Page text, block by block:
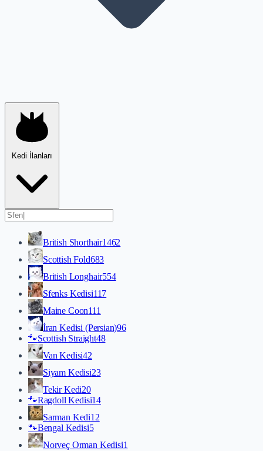
Kedi İlanları
British Shorthair1462
Scottish Fold683
British Longhair554
Sfenks Kedisi117
Maine Coon111
İran Kedisi (Persian)96
🐾Scottish Straight48
Van Kedisi42
Siyam Kedisi23
Tekir Kedi20
🐾Ragdoll Kedisi14
Sarman Kedi12
🐾Bengal Kedisi5
Norveç Orman Kedisi1